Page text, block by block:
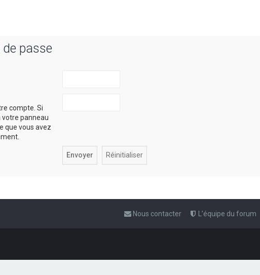
passe
compte. Si
votre panneau
que vous avez
L’équipe du forum
Nous contacter